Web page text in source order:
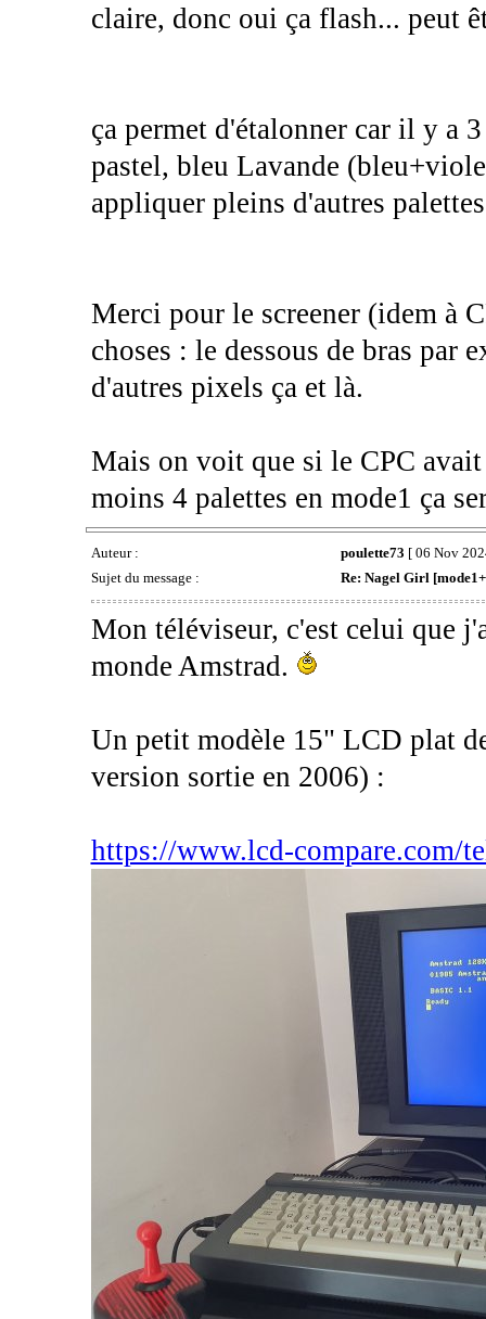
claire, donc oui ça flash... peut
ça permet d'étalonner car il y a
pastel, bleu Lavande
appliquer pleins d'autres
Merci pour le screener (idem à
choses : le dessous de bras par
d'autres pixels ça et là.
Mais on voit que si le CPC avait
moins 4 palettes en mode1 ça
Auteur : poulette73 [ 06 Nov
Sujet du message :
Re: Nagel Girl
Mon téléviseur, c'est celui que
monde Amstrad.
Un petit modèle 15" LCD plat
version sortie en 2006) :
https://www.lcd-compare.com/